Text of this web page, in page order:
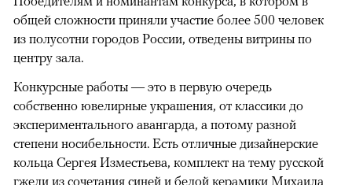
общей сложности приняли участие более 500 человек
из полусотни городов России, отведены витрины по
центру зала.
Конкурсные работы — это в первую очередь
собственно ювелирные украшения, от классики до
экспериментального авангарда, а потому разной
степени носибельности. Есть отличные дизайнерские
кольца Сергея Изместьева, комплект на тему русской
гжели из сочетания синей и белой керамики Михаила